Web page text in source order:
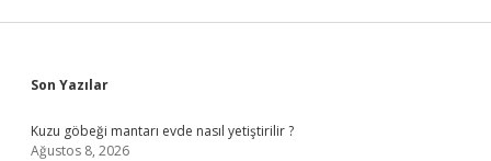
Sidebar
Son Yazılar
Kuzu göbeği mantarı evde nasıl yetiştirilir ?
Ağustos 8, 2026